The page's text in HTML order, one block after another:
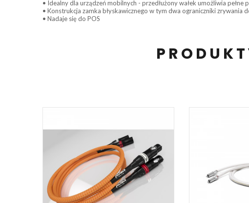
• Idealny dla urządzeń mobilnych - przedłużony wałek umożliwia
• Konstrukcja zamka błyskawicznego w tym dwa ograniczniki zrywania
• Nadaje się do POS